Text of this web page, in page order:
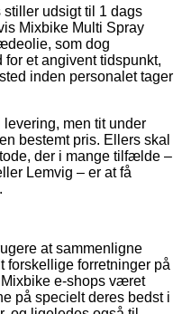
stiller udsigt til 1 dags
Mixbike Multi Spray
som dog
et angivent tidspunkt,
inden personalet tager
men tit under
bestemt pris. Ellers skal
der i mange tilfælde –
Lemvig – er at få
at sammenligne
forskellige forretninger på
e-shops været
på specielt deres bedst i